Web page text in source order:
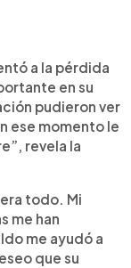
a la pérdida
en su
pudieron ver
ese momento le
revela la
todo. Mi
me han
me ayudó a
que su